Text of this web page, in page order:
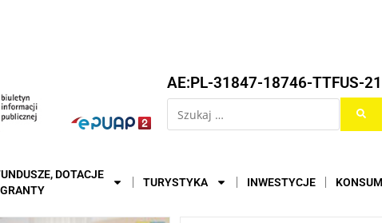
AE:PL-31847-18746-TTFUS-21
DOTACJE
TURYSTYKA INWESTYCJE